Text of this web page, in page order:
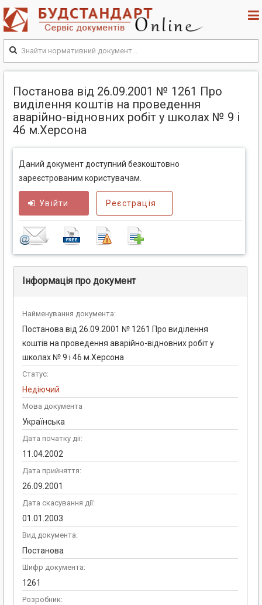
Постанова від 26.09.2001 № 1261 Про
виділення коштів на проведення
аварійно-відновних робіт у школах № 9 і
46 м.Херсона
Даний документ доступний безкоштовно
зареєстрованим користувачам.
Увійти Реєстрація
Інформація про документ
Найменування документа:
Постанова від 26.09.2001 № 1261 Про виділення
коштів на проведення аварійно-відновних робіт у
школах № 9 і 46 м.Херсона
Статус:
Недіючий
Мова документа
Українська
Дата початку дії:
11.04.2002
Дата прийняття:
26.09.2001
Дата скасування дії:
01.01.2003
Вид документа:
Постанова
Шифр документа:
1261
Розробник: